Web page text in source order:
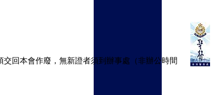
回本會作廢，無新證者須到辦事處（非辦公時間